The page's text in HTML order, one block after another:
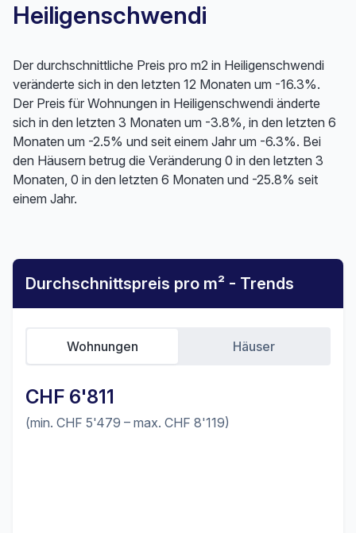
Heiligenschwendi
Der durchschnittliche Preis pro m2 in Heiligenschwendi
veränderte sich in den letzten 12 Monaten um -16.3%.
Der Preis für Wohnungen in Heiligenschwendi änderte
sich in den letzten 3 Monaten um -3.8%, in den letzten 6
Monaten um -2.5% und seit einem Jahr um -6.3%. Bei
den Häusern betrug die Veränderung 0 in den letzten 3
Monaten, 0 in den letzten 6 Monaten und -25.8% seit
einem Jahr.
Durchschnittspreis pro m² - Trends
CHF 6'811
(min. CHF 5'479 – max. CHF 8'119)
Wohnungen Häuser